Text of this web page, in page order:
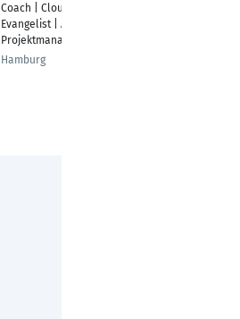
Coach | Cloud
Evangelist | Agiler
Projektmanager
Hamburg